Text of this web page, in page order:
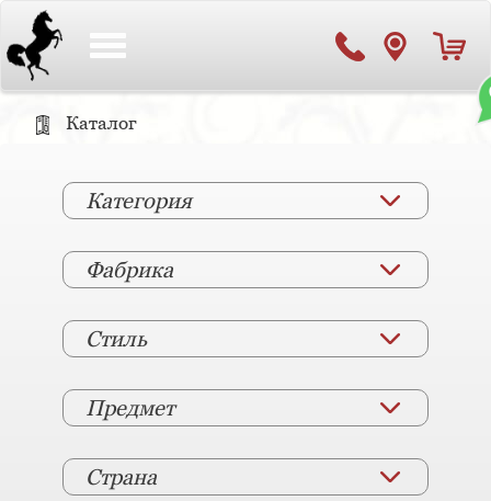
Каталог
Категория
Фабрика
Стиль
Предмет
Страна